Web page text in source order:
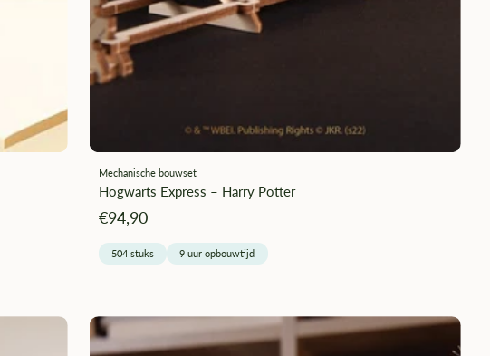
Mechanische bouwset
Hogwarts Express – Harry Potter
Angebotspreis
€94,90
504 stuks 9 uur opbouwtijd